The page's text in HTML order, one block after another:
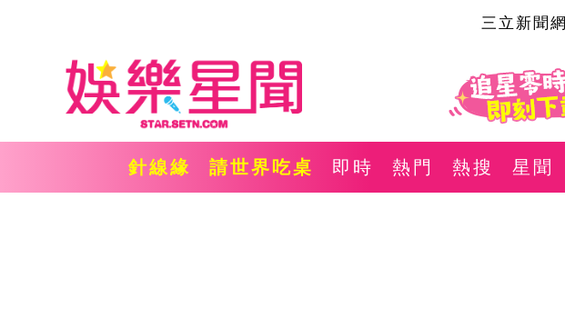
三立新聞網
針線緣 請世界吃桌 即時 熱門 熱搜 星聞